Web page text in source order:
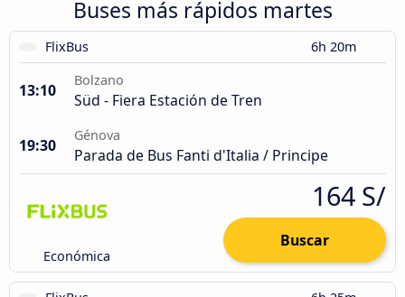
Buses más rápidos martes
FlixBus 6h 20m
13:10
Bolzano
Süd - Fiera Estación de Tren
19:30
Génova
Parada de Bus Fanti d'Italia / Principe
Económica
164 S/
Buscar